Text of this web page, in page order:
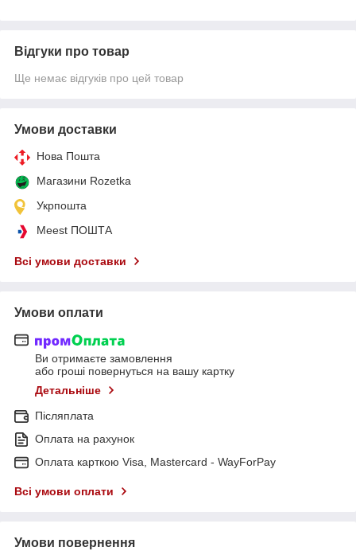
Відгуки про товар
Ще немає відгуків про цей товар
Умови доставки
Нова Пошта
Магазини Rozetka
Укрпошта
Meest ПОШТА
Всі умови доставки
Умови оплати
Ви отримаєте замовлення
або гроші повернуться на вашу картку
Детальніше
Післяплата
Оплата на рахунок
Оплата карткою Visa, Mastercard - WayForPay
Всі умови оплати
Умови повернення